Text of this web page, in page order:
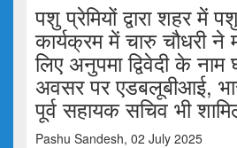
पशु प्रेमियों द्वारा शहर में
कार्यक्रम में चारु चौधरी ने
लिए अनुपमा द्विवेदी के नाम
अवसर पर एडबलूबीआई,
पूर्व सहायक सचिव भी
Pashu Sandesh, 02 July 2025